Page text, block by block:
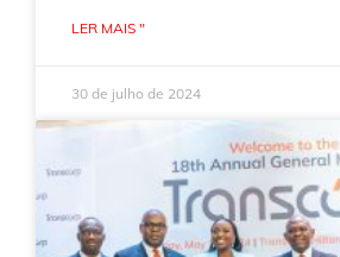
LER MAIS "
30 de julho de 2024